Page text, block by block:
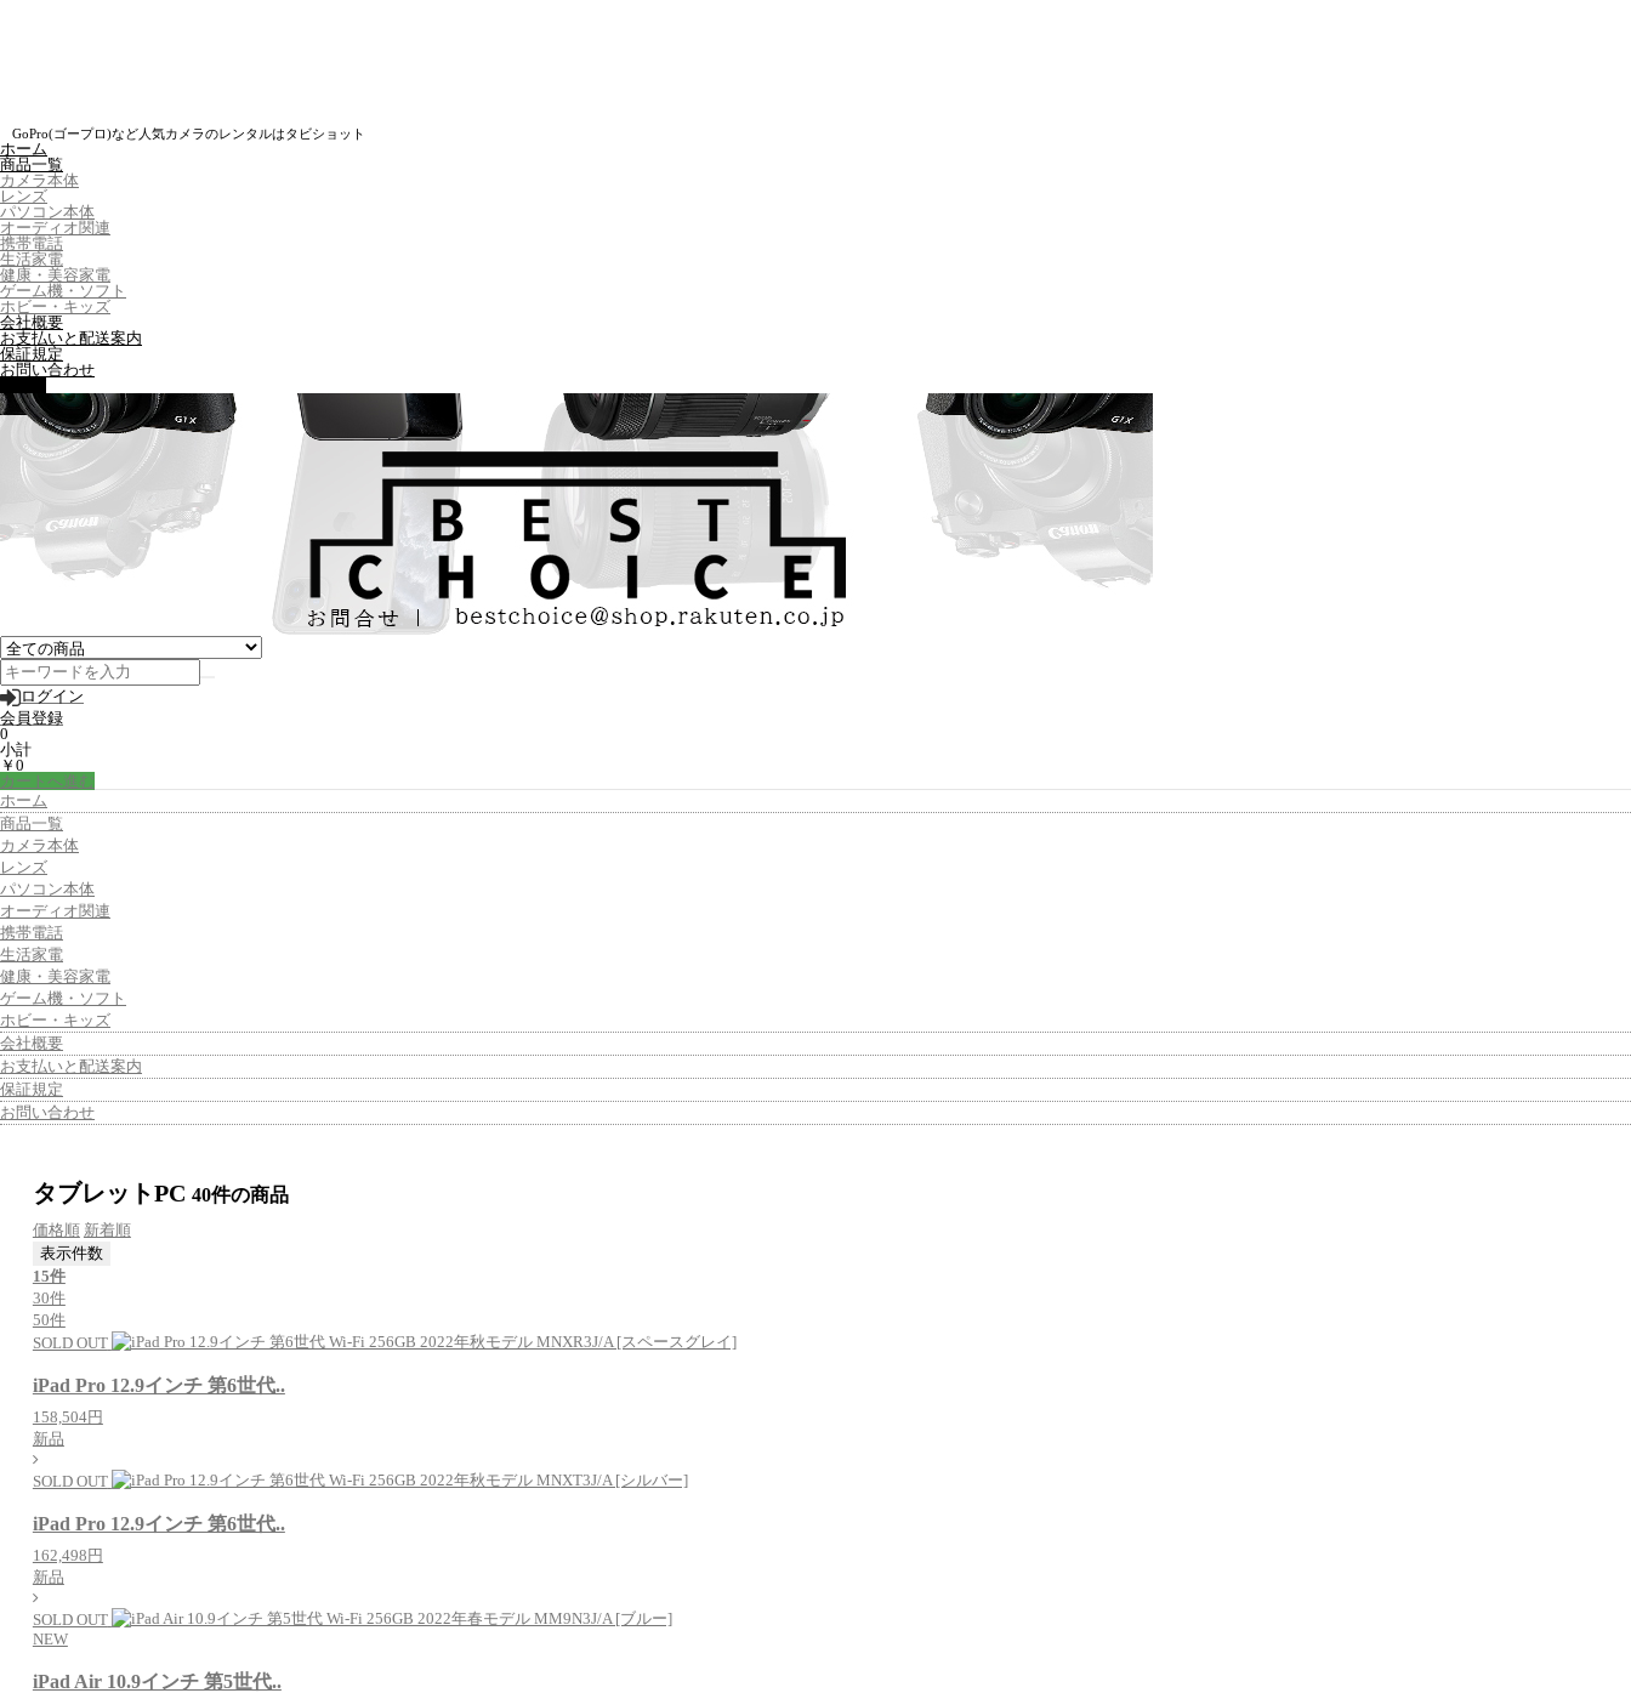
GoPro(ゴープロ)など人気カメラのレンタルはタビショット
ホーム
商品一覧
カメラ本体
レンズ
パソコン本体
オーディオ関連
携帯電話
生活家電
健康・美容家電
ゲーム機・ソフト
ホビー・キッズ
会社概要
お支払いと配送案内
保証規定
お問い合わせ
ログイン
会員登録
0
小計
￥0
カートへ進む
ホーム
商品一覧
カメラ本体
レンズ
パソコン本体
オーディオ関連
携帯電話
生活家電
健康・美容家電
ゲーム機・ソフト
ホビー・キッズ
会社概要
お支払いと配送案内
保証規定
お問い合わせ
タブレットPC 40件の商品
価格順 新着順
表示件数
15件
30件
50件
SOLD OUT
iPad Pro 12.9インチ 第6世代..
158,504円
新品
SOLD OUT
iPad Pro 12.9インチ 第6世代..
162,498円
新品
SOLD OUT
NEW
iPad Air 10.9インチ 第5世代..